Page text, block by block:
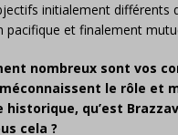
initialement différents
pacifique et finalement
nombreux sont vos
le rôle et
qu’est
cela ?